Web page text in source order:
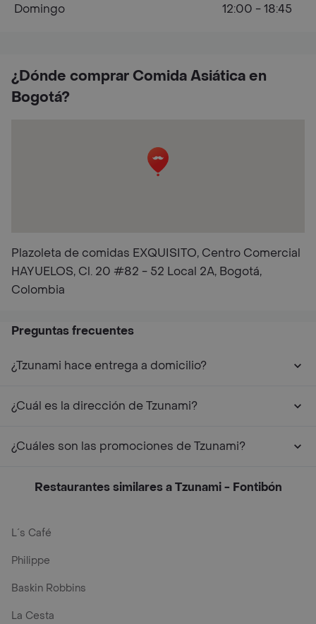
¿Dónde comprar Comida Asiática en
Bogotá?
Plazoleta de comidas EXQUISITO, Centro Comercial
HAYUELOS, Cl. 20 #82 - 52 Local 2A, Bogotá,
Colombia
Domingo
12:00 - 18:45
Preguntas frecuentes
¿Tzunami hace entrega a domicilio?
¿Cuál es la dirección de Tzunami?
¿Cuáles son las promociones de Tzunami?
Restaurantes similares a Tzunami - Fontibón
L´s Café
Philippe
Baskin Robbins
La Cesta